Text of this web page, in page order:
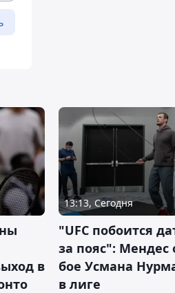
в
13:13, Сегодня
"UFC побоится
за пояс": Мендес
бое Усмана
в лиге